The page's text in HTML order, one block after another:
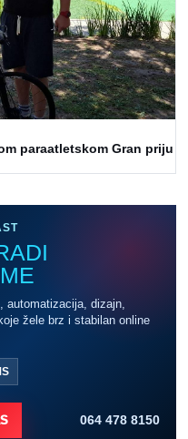
paraatletskom Gran priju
automatizacija, dizajn,
žele brz i stabilan online
064 478 8150